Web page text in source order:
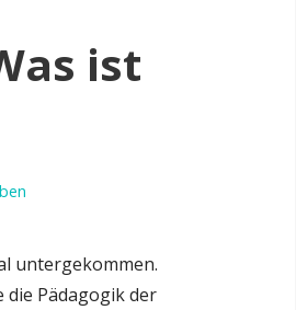
ist
untergekommen.
die Pädagogik der